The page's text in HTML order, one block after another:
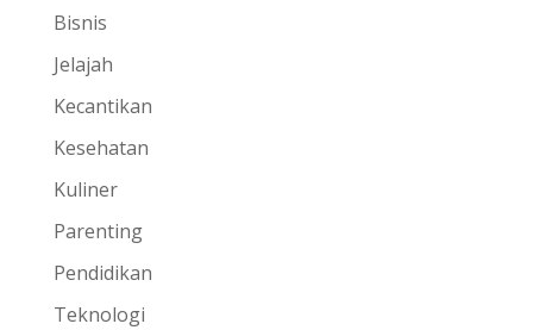
Bisnis
Jelajah
Kecantikan
Kesehatan
Kuliner
Parenting
Pendidikan
Teknologi